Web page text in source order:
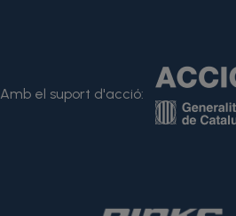
Amb el suport d'acció: